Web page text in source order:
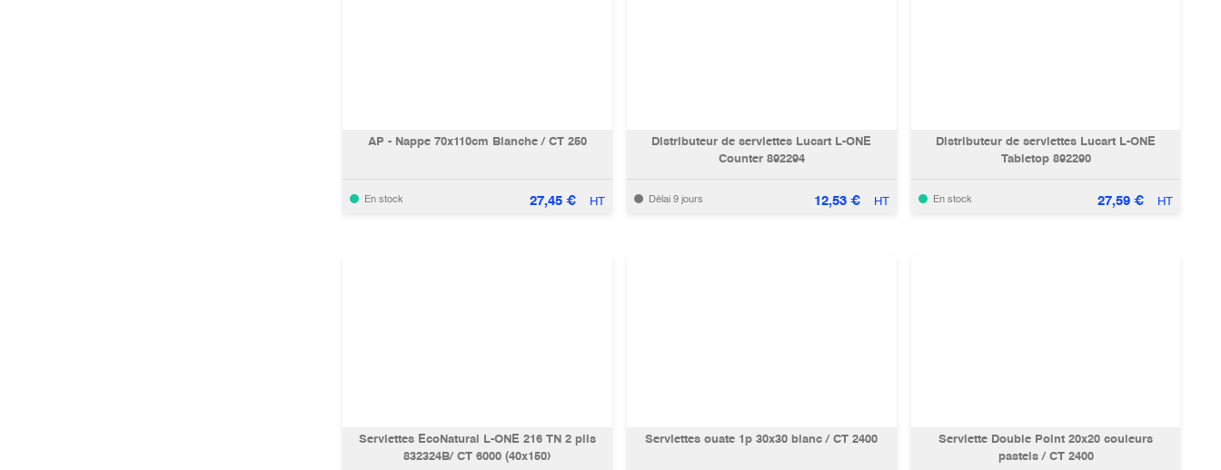
AP - Nappe 70x110cm Blanche / CT 250
En stock 27,45€ HT
Distributeur de serviettes Lucart L-ONE
Counter 892294
Délai 9 jours 12,53€ HT
Distributeur de serviettes Lucart L-ONE
Tabletop 892290
En stock 27,59 € HT
Serviettes EcoNatural L-ONE 216 TN 2 plis
832324B/ CT 6000 (40x150)
Serviettes ouate 1p 30x30 blanc / CT 2400
Serviette Double Point 20x20 couleurs
pastels / CT 2400